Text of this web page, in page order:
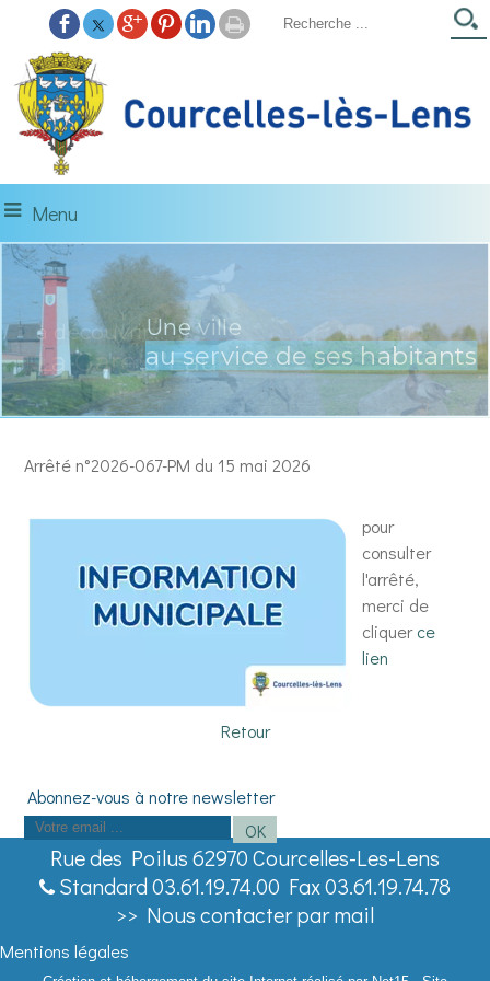
Menu
à découvrir...
La Gare d'Eau
Une ville
au service de ses habitants
Arrêté n°2026-067-PM du 15 mai 2026
pour
consulter
l'arrêté,
merci de
cliquerce
lien
Retour
votre
adresse
email
(obligatoire)
OK
Rue des Poilus 62970 Courcelles-Les-Lens
Standard 03.61.19.74.00 Fax 03.61.19.74.78
>> Nous contacter par mail
Mentions légales